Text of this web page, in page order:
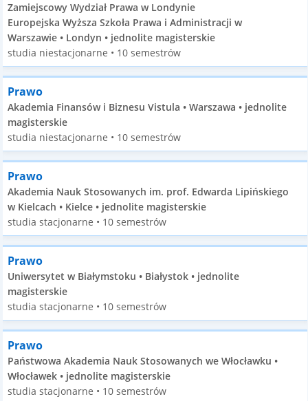
Zamiejscowy Wydział Prawa w Londynie
Europejska Wyższa Szkoła Prawa i Administracji w
Warszawie • Londyn • jednolite magisterskie
studia niestacjonarne • 10 semestrów
Prawo
Akademia Finansów i Biznesu Vistula • Warszawa • jednolite
magisterskie
studia niestacjonarne • 10 semestrów
Prawo
Akademia Nauk Stosowanych im. prof. Edwarda Lipińskiego
w Kielcach • Kielce • jednolite magisterskie
studia stacjonarne • 10 semestrów
Prawo
Uniwersytet w Białymstoku • Białystok • jednolite
magisterskie
studia stacjonarne • 10 semestrów
Prawo
Państwowa Akademia Nauk Stosowanych we Włocławku •
Włocławek • jednolite magisterskie
studia stacjonarne • 10 semestrów